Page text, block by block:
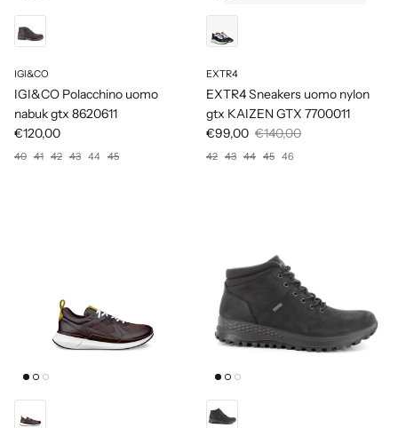
IGI&CO
IGI&CO Polacchino uomo
nabuk gtx 8620611
€120,00
40 41 42 43 44 45
EXTR4
EXTR4 Sneakers uomo nylon
gtx KAIZEN GTX 7700011
€99,00 €140,00
42 43 44 45 46